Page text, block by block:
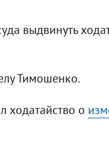
выдвинуть
Тимошенко.
ходатайство о